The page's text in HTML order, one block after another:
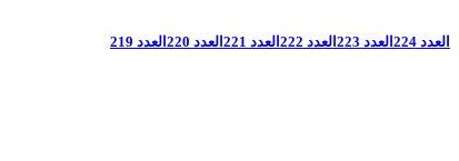
العدد 224 العدد 223 العدد 222 العدد 221 العدد 220 العدد 219